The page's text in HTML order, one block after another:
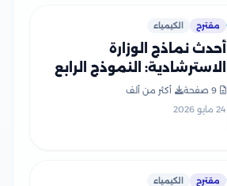
مقترح الكيمياء
أحدث نماذج الوزارة
الاسترشادية: النموذج الرابع
في الكيمياء للثانوية العامة
2026
9 صفحة
أكثر من ألف
24 مايو 2026
مقترح الكيمياء